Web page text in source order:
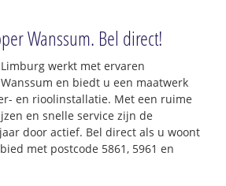
Wanssum. Bel direct!
werkt met ervaren
en biedt u een maatwerk
en rioolinstallatie. Met een ruime
en snelle service zijn de
door actief. Bel direct als u woont
met postcode 5861, 5961 en